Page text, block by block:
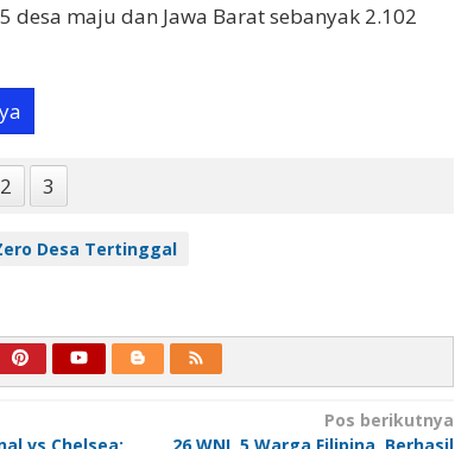
desa maju dan Jawa Barat sebanyak 2.102
2 3
Desa Tertinggal
Pos berikutnya